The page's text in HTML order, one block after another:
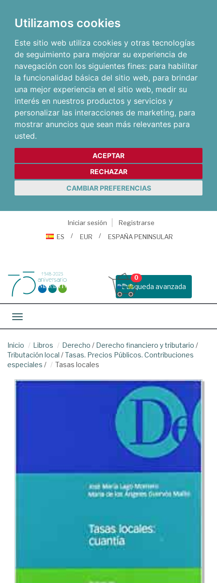
Utilizamos cookies
Este sitio web utiliza cookies y otras tecnologías
de seguimiento para mejorar su experiencia de
navegación con los siguientes fines: para habilitar
la funcionalidad básica del sitio web, para brindar
una mejor experiencia en el sitio web, medir su
interés en nuestros productos y servicios y
personalizar las interacciones de marketing, para
mostrar anuncios que sean más relevantes para
usted.
ACEPTAR
RECHAZAR
CAMBIAR PREFERENCIAS
Iniciar sesión
Registrarse
ES
EUR ESPAÑA PENINSULAR
Busqueda avanzada
0
Toggle navigation
Inicio Libros Derecho / Derecho financiero y tributario /
Tributación local /Tasas. Precios Públicos. Contribuciones
especiales / Tasas locales